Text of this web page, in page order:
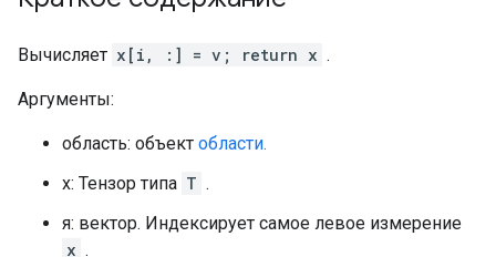
Вычисляет x[i, :] = v; return x .
Аргументы:
область: объект области.
x: Тензор типа T .
я: вектор. Индексирует самое левое измерение
x .